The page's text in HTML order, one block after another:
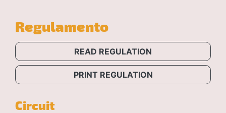
Regulamento
READ REGULATION
PRINT REGULATION
Circuit